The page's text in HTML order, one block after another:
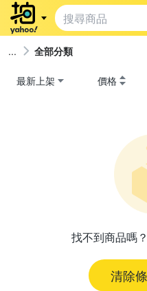
全部分類
最新上架 價格
找不到商品嗎
清除